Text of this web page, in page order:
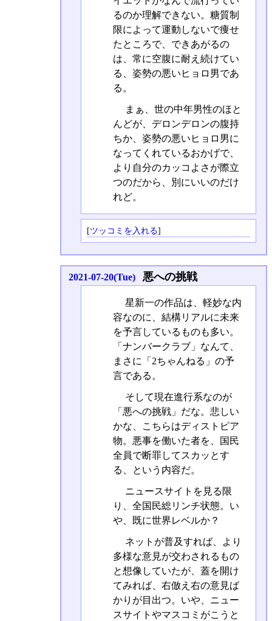
るのか理解できない。糖質制
限によって運動しないで痩せ
たところで、できあがるの
は、常に空腹に耐え続けてい
る、姿勢の悪いヒョロ男であ
る。
まぁ、世の中年男性のほと
んどが、デロンデロンの腹持
ちか、姿勢の悪いヒョロ男に
なってくれているおかげで、
より自分のカッコよさが際立
つのだから、別にいいのだけ
れど。
[ツッコミを入れる]
2021-07-20(Tue) 悪への挑戦
星新一の作品は、軽妙な内
容なのに、結構リアルに未来
を予言しているものも多い。
「ナンバークラブ」なんて、
まさに「2ちゃんねる」の予
言である。
そして現在進行系なのが
「悪への挑戦」だな。悲しい
かな、こちらはディストピア
物。悪事を働いた者を、国民
全員で断罪してスカッとす
る、という内容だ。
ニュースサイトを見る限
り、全国民総リンチ状態。い
や、既に世界レベルか？
ネットが普及すれば、より
多様な意見が交わされるもの
と想像していたが、蓋を開け
てみれば、右倣え右の意見ば
かりが目出つ。いや、ニュー
スサイトやマスコミがこうと